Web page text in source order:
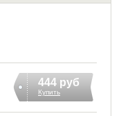
444 руб
Купить